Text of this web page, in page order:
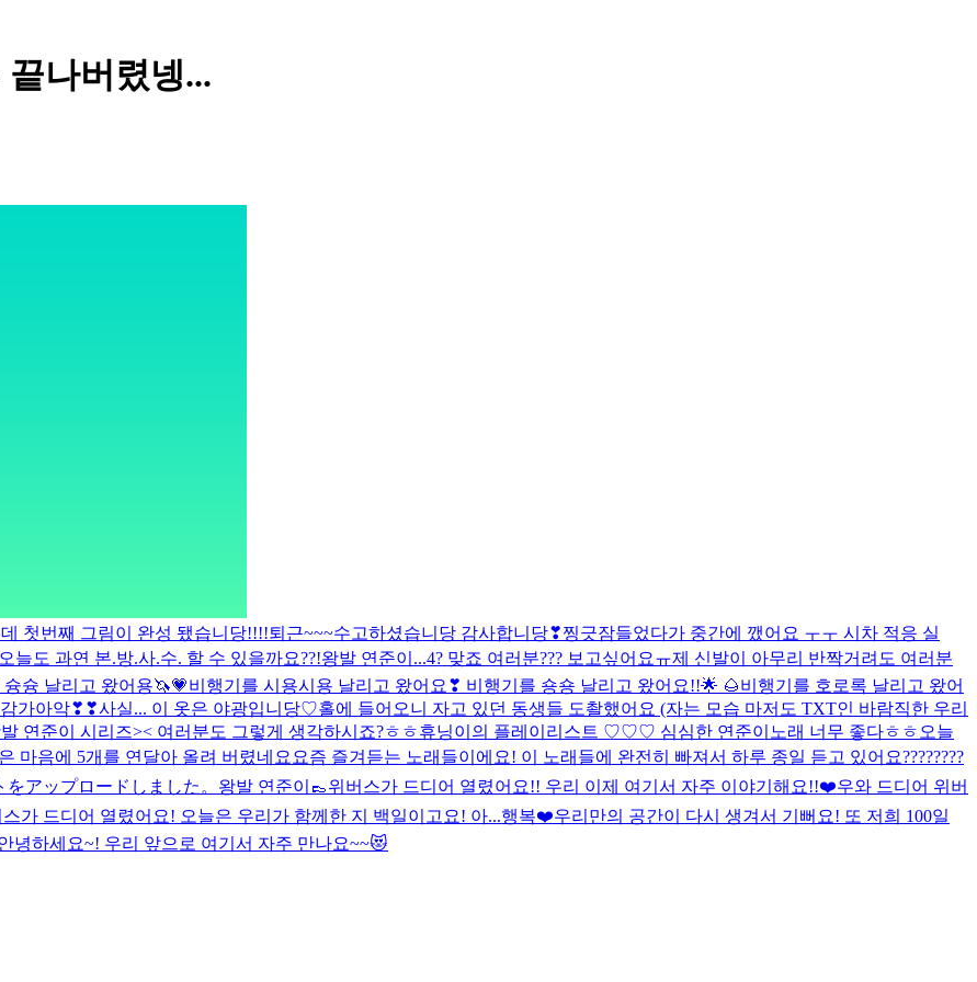
나버렸넹...
첫번째 그림이 완성 됐습니당!!!!퇴근~~~수고하셨습니당 감사합니당❣찡긋잠들었다가 중간에 깼어요 ㅜㅜ 시차 적응 실
오늘도 과연 본.방.사.수. 할 수 있을까요??!왕발 연준이...4? 맞죠 여러분??? 보고싶어요ㅠ제 신발이 아무리 반짝거려도 여러분
슝슝 날리고 왔어용🦄💗비행기를 시용시용 날리고 왔어요❣ 비행기를 숑숑 날리고 왔어요!!🌟 🌰비행기를 호로록 날리고 왔어
감가아악❣❣사실... 이 옷은 야광입니당♡홀에 들어오니 자고 있던 동생들 도촬했어요 (자는 모습 마저도 TXT인 바람직한 우리
연준이 시리즈>< 여러분도 그렇게 생각하시죠?ㅎㅎ휴닝이의 플레이리스트 ♡♡♡ 심심한 연준이 노래 너무 좋다ㅎㅎ 오늘
마음에 5개를 연달아 올려 버렸네요 요즘 즐겨듣는 노래들이에요! 이 노래들에 완전히 빠져서 하루 종일 듣고 있어요????????
をアップロードしました。 왕발 연준이👞위버스가 드디어 열렸어요!! 우리 이제 여기서 자주 이야기해요!!❤️우와 드디어 위버
스가 드디어 열렸어요! 오늘은 우리가 함께한 지 백일이고요! 아...행복❤️우리만의 공간이 다시 생겨서 기뻐요! 또 저희 100일
녕하세요~! 우리 앞으로 여기서 자주 만나요~~😻